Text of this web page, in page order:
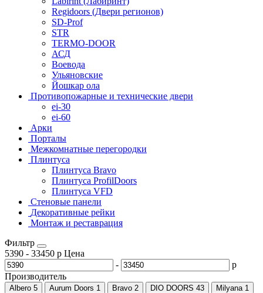
Regidoors (Двери регионов)
SD-Prof
STR
TERMO-DOOR
АСД
Воевода
Ульяновские
Йошкар ола
Противопожарные и технические двери
ei-30
ei-60
Арки
Порталы
Межкомнатные перегородки
Плинтуса
Плинтуса Bravo
Плинтуса ProfilDoors
Плинтуса VFD
Стеновые панели
Декоративные рейки
Монтаж и реставрация
Фильтр
5390 - 33450 р Цена
-
р
Производитель
Albero 5 Aurum Doors 1 Bravo 2 DIO DOORS 43 Milyana 1